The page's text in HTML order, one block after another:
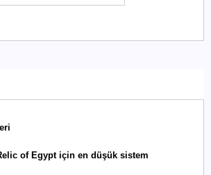
of Egypt için en düşük sistem